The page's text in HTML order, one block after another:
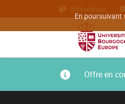
En poursuivant
Bibliothèque
Offre en